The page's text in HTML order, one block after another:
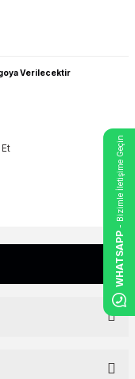
Verilecektir
WHATSAPP
- Bizimle İletişime Geçin